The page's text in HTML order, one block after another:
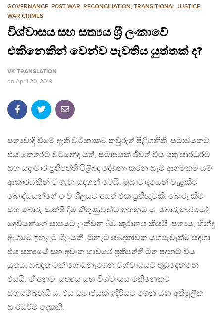
GOVERNANCE, POST-WAR, RECONCILIATION, TRANSITIONAL JUSTICE,
WAR CRIMES
විශ්වාසය සහ සත්‍යය ශ‍්‍රී ලංකාවේ
එකිනෙකින් වෙන්ව පැවතිය යුත්තක් ද?
VK TRANSLATION
on April 20, 2019
සත්‍යවාදී වීමේ ඇති වටිනාකම කවුරුත් පිළිගනිති. සමාජයකට
එය කෙතරම් වටනේද යත්, සමාජයක් ජීවත් විය යුතු සාරධර්ම
සහ සදාචාර ප‍්‍රතිපත්ති පිළිබඳ දේශනා කරන සෑම ආගමකම යම්
ආකාරයකින් ඒ ගැන සඳහන් වෙයි. මුසාවාදයෙන් වැළකීම
බෞද්ධයන්ගේ පංච ශීලයට අයත් එක ප‍්‍රතිඥාවකි. බොරු කීම
සහ බොරු සාක්ෂි දීම කිතුණුවන්ට තහනම් ය. බොරුකාරයෝ
දෙවියන්ගේ සාපයට ලක්වන බව කුරානය කියයි. සත්‍යය, හින්දු
ආගමේ ඉහළම ශීලයකි. ඕනෑම සබඳතාවක යහපැවැත්ම සඳහා
එය සත්‍යයේ සහ අවංක භාවයේ ප‍්‍රතිපත්ති මත පදනම් විය
යුතුය. සබඳතාවක් ගොඩනැගෙන විශ්වාසයට තුඩුදෙන්නේ
එයයි. ඒ අනුව, සත්‍යය සහ විශ්වාසය එකිනෙකට
සහසම්බන්ධී ය. එය සමාජයක් ඉදිරියට ගෙන යන අතිමූලික
සාරධර්ම දෙකකි.